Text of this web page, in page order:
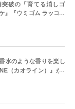
破の「育てる消しゴ
』『ウミゴム ラッコ』
水のような香りを楽し
（カオライン）』が7